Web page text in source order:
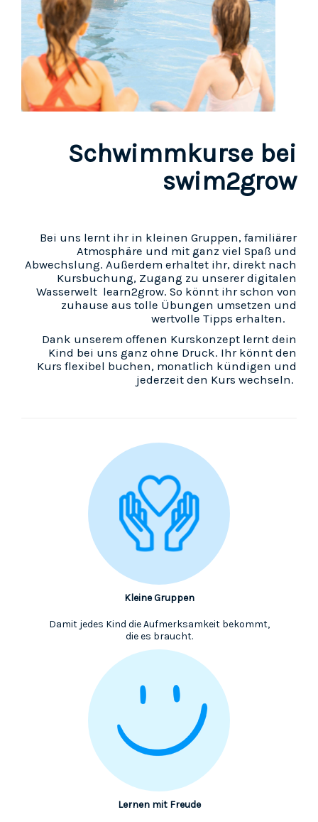
Schwimmkurse bei
swim2grow
Bei uns lernt ihr in kleinen Gruppen, familiärer
Atmosphäre und mit ganz viel Spaß und
Abwechslung. Außerdem erhaltet ihr, direkt nach
Kursbuchung, Zugang zu unserer digitalen
Wasserwelt learn2grow. So könnt ihr schon von
zuhause aus tolle Übungen umsetzen und
wertvolle Tipps erhalten.
Dank unserem offenen Kurskonzept lernt dein
Kind bei uns ganz ohne Druck. Ihr könnt den
Kurs flexibel buchen, monatlich kündigen und
jederzeit den Kurs wechseln.
Kleine Gruppen
Damit jedes Kind die Aufmerksamkeit bekommt,
die es braucht.
Lernen mit Freude